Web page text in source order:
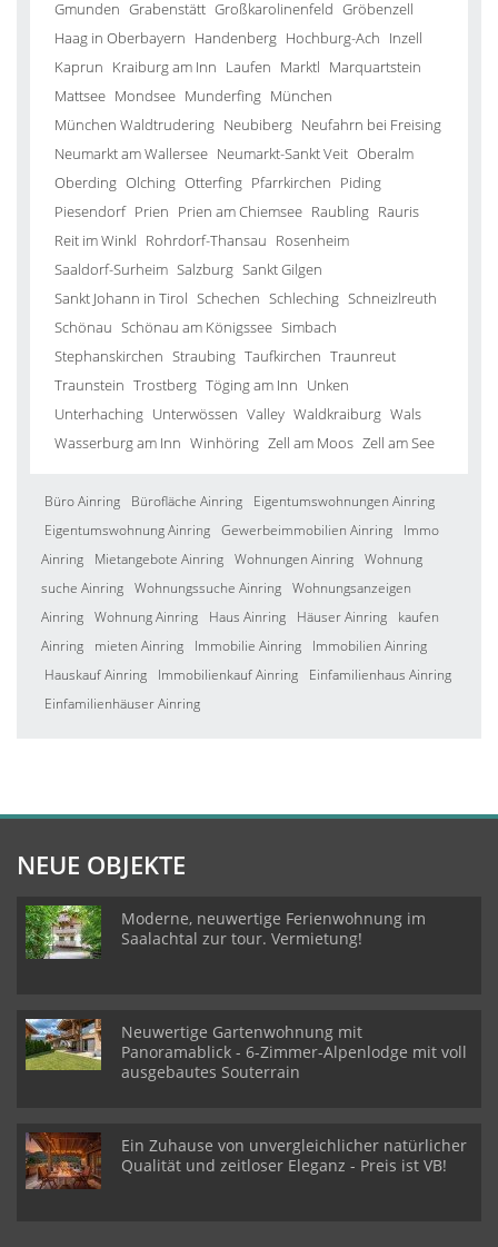
Gmunden Grabenstätt Großkarolinenfeld Gröbenzell
Haag in Oberbayern Handenberg Hochburg-Ach Inzell
Kaprun Kraiburg am Inn Laufen Marktl Marquartstein
Mattsee Mondsee Munderfing München
München Waldtrudering Neubiberg Neufahrn bei Freising
Neumarkt am Wallersee Neumarkt-Sankt Veit Oberalm
Oberding Olching Otterfing Pfarrkirchen Piding
Piesendorf Prien Prien am Chiemsee Raubling Rauris
Reit im Winkl Rohrdorf-Thansau Rosenheim
Saaldorf-Surheim Salzburg Sankt Gilgen
Sankt Johann in Tirol Schechen Schleching Schneizlreuth
Schönau Schönau am Königssee Simbach
Stephanskirchen Straubing Taufkirchen Traunreut
Traunstein Trostberg Töging am Inn Unken
Unterhaching Unterwössen Valley Waldkraiburg Wals
Wasserburg am Inn Winhöring Zell am Moos Zell am See
Büro Ainring Bürofläche Ainring
Eigentumswohnungen Ainring
Eigentumswohnung Ainring Gewerbeimmobilien Ainring
Immo
Ainring
Mietangebote Ainring Wohnungen Ainring Wohnung
suche Ainring Wohnungssuche Ainring Wohnungsanzeigen
Ainring Wohnung Ainring Haus Ainring Häuser Ainring
kaufen
Ainring
mieten Ainring Immobilie Ainring
Immobilien Ainring
Hauskauf Ainring
Immobilienkauf Ainring
Einfamilienhaus Ainring
Einfamilienhäuser Ainring
NEUE OBJEKTE
Moderne, neuwertige Ferienwohnung im
Saalachtal zur tour. Vermietung!
Neuwertige Gartenwohnung mit
Panoramablick - 6-Zimmer-Alpenlodge mit voll
ausgebautes Souterrain
Ein Zuhause von unvergleichlicher natürlicher
Qualität und zeitloser Eleganz - Preis ist VB!